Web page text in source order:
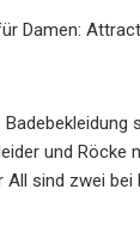
Damen:
und Röcke
sind zwei